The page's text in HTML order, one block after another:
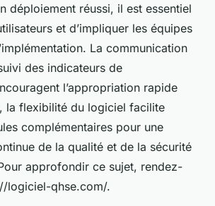
déploiement réussi, il est essentiel
et d’impliquer les équipes
La communication
des indicateurs de
l’appropriation rapide
la flexibilité du logiciel facilite
complémentaires pour une
de la qualité et de la sécurité
approfondir ce sujet, rendez-
logiciel-qhse.com/.